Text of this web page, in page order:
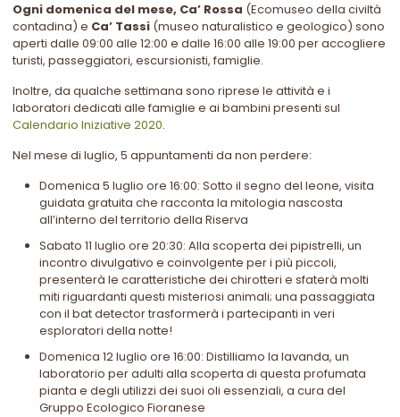
Ogni domenica del mese, Ca’ Rossa (Ecomuseo della civiltà
contadina) e Ca’ Tassi (museo naturalistico e geologico) sono
aperti dalle 09:00 alle 12:00 e dalle 16:00 alle 19:00 per accogliere
turisti, passeggiatori, escursionisti, famiglie.
Inoltre, da qualche settimana sono riprese le attività e i
laboratori dedicati alle famiglie e ai bambini presenti sul
Calendario Iniziative 2020.
Nel mese di luglio, 5 appuntamenti da non perdere:
Domenica 5 luglio ore 16:00: Sotto il segno del leone, visita
guidata gratuita che racconta la mitologia nascosta
all’interno del territorio della Riserva
Sabato 11 luglio ore 20:30: Alla scoperta dei pipistrelli, un
incontro divulgativo e coinvolgente per i più piccoli,
presenterà le caratteristiche dei chirotteri e sfaterà molti
miti riguardanti questi misteriosi animali; una passaggiata
con il bat detector trasformerà i partecipanti in veri
esploratori della notte!
Domenica 12 luglio ore 16:00: Distilliamo la lavanda, un
laboratorio per adulti alla scoperta di questa profumata
pianta e degli utilizzi dei suoi oli essenziali, a cura del
Gruppo Ecologico Fioranese